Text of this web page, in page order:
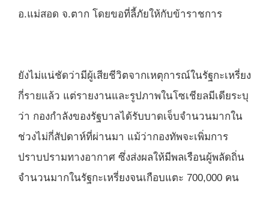
อ.แม่สอด จ.ตาก โดยขอที่ลี้ภัยให้กับข้าราชการ
ยังไม่แน่ชัดว่ามีผู้เสียชีวิตจากเหตุการณ์ในรัฐกะเหรี่ยง
กี่รายแล้ว แต่รายงานและรูปภาพในโซเชียลมีเดียระบุ
ว่า กองกำลังของรัฐบาลได้รับบาดเจ็บจำนวนมากใน
ช่วงไม่กี่สัปดาห์ที่ผ่านมา แม้ว่ากองทัพจะเพิ่มการ
ปราบปรามทางอากาศ ซึ่งส่งผลให้มีพลเรือนผู้พลัดถิ่น
จำนวนมากในรัฐกะเหรี่ยงจนเกือบแตะ 700,000 คน